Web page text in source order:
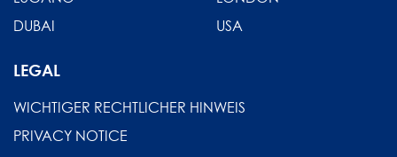
DUBAI
USA
LEGAL
WICHTIGER RECHTLICHER HINWEIS
PRIVACY NOTICE